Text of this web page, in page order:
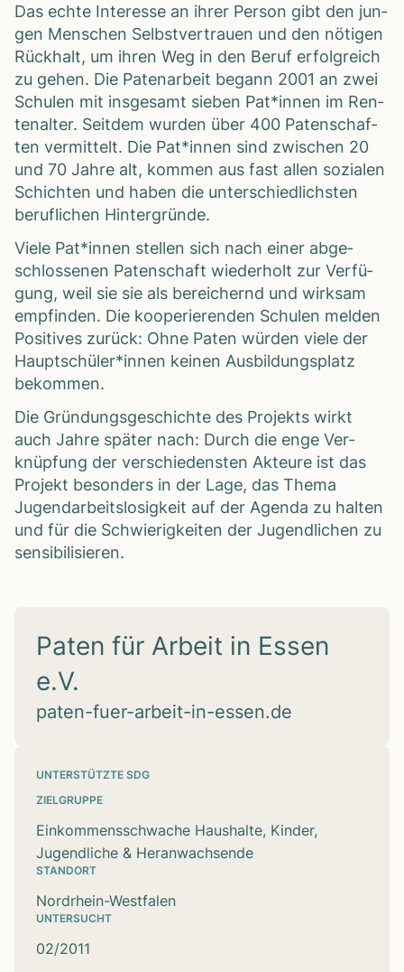
Das echte Inter­esse an ihrer Per­son gibt den jun­
gen Men­schen Selbst­ver­trauen und den nöti­gen
Rück­halt, um ihren Weg in den Beruf erfolg­reich
zu gehen. Die Paten­ar­beit begann 2001 an zwei
Schu­len mit ins­ge­samt sie­ben Pat*innen im Ren­
ten­al­ter. Seit­dem wur­den über 400 Paten­schaf­
ten ver­mit­telt. Die Pat*innen sind zwi­schen 20
und 70 Jahre alt, kom­men aus fast allen sozia­len
Schich­ten und haben die unter­schied­lichs­ten
beruf­li­chen Hin­ter­gründe.
Viele Pat*innen stel­len sich nach einer abge­
schlos­se­nen Paten­schaft wie­der­holt zur Ver­fü­
gung, weil sie sie als berei­chernd und wirk­sam
emp­fin­den. Die koope­rie­ren­den Schu­len mel­den
Posi­ti­ves zurück: Ohne Paten wür­den viele der
Hauptschüler*innen kei­nen Aus­bil­dungs­platz
bekom­men.
Die Grün­dungs­ge­schichte des Pro­jekts wirkt
auch Jahre spä­ter nach: Durch die enge Ver­
knüp­fung der ver­schie­dens­ten Akteure ist das
Pro­jekt beson­ders in der Lage, das Thema
Jugend­ar­beits­lo­sig­keit auf der Agenda zu hal­ten
und für die Schwie­rig­kei­ten der Jugend­li­chen zu
sen­si­bi­li­sie­ren.
Paten für Arbeit in Essen
e.V.
paten-fuer-arbeit-in-essen.de
UNTERSTÜTZTE SDG
ZIELGRUPPE
Einkommensschwache Haushalte, Kinder,
Jugendliche & Heranwachsende
STANDORT
Nordrhein-Westfalen
UNTERSUCHT
02/2011